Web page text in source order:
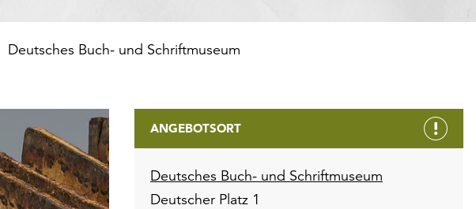
Deutsches Buch- und Schriftmuseum
ANGEBOTSORT
Deutsches Buch- und Schriftmuseum
Deutscher Platz 1